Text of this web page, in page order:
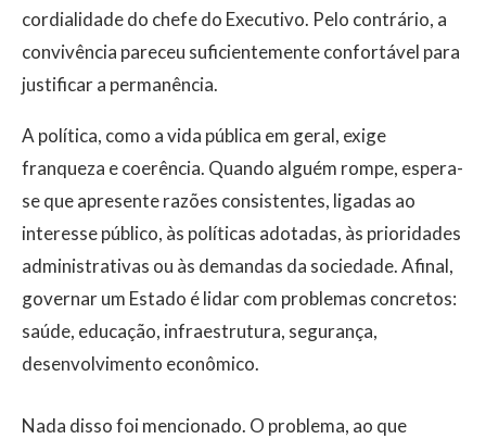
cordialidade do chefe do Executivo. Pelo contrário, a
convivência pareceu suficientemente confortável para
justificar a permanência.
A política, como a vida pública em geral, exige
franqueza e coerência. Quando alguém rompe, espera-
se que apresente razões consistentes, ligadas ao
interesse público, às políticas adotadas, às prioridades
administrativas ou às demandas da sociedade. Afinal,
governar um Estado é lidar com problemas concretos:
saúde, educação, infraestrutura, segurança,
desenvolvimento econômico.
Nada disso foi mencionado. O problema, ao que